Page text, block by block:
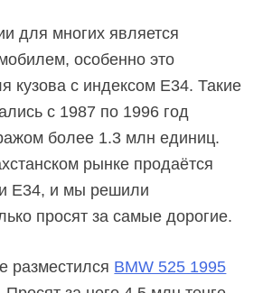
для многих является
особенно это
кузова с индексом E34. Такие
с 1987 по 1996 год
более 1.3 млн единиц.
рынке продаётся
E34, и мы решили
просят за самые дорогие.
разместился BMW 525 1995